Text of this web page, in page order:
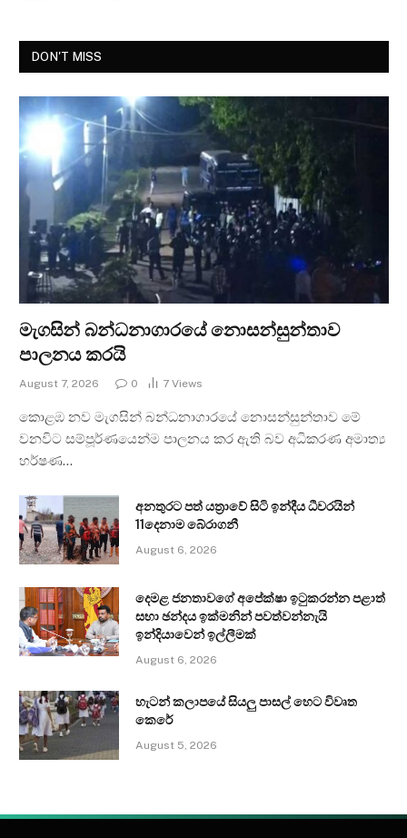
DON'T MISS
මැගසින් බන්ධනාගාරයේ නොසන්සුන්තාව
පාලනය කරයි
August 7, 2026 0 7 Views
කොළඹ නව මැගසින් බන්ධනාගාරයේ නොසන්සුන්තාව මේ
වනවිට සම්පූර්ණයෙන්ම පාලනය කර ඇති බව අධිකරණ අමාත්‍ය
හර්ෂණ…
අනතුරට පත් යත්‍රාවේ සිටි ඉන්දීය ධීවරයින්
11දෙනාම බේරාගනී
August 6, 2026
දෙමළ ජනතාවගේ අපේක්ෂා ඉටුකරන්න පළාත්
සභා ඡන්දය ඉක්මනින් පවත්වන්නැයි
ඉන්දියාවෙන් ඉල්ලීමක්
August 6, 2026
හැටන් කලාපයේ සියලු පාසල් හෙට විවෘත
කෙරේ
August 5, 2026